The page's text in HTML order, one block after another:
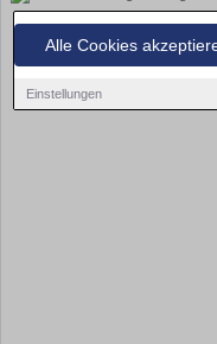
Alle Cookies
Einstellungen